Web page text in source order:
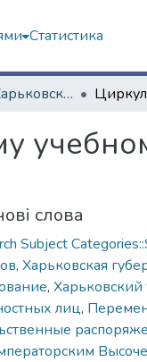
Статистика
"Циркуляр по Харьковскому учебному округу" (1861—1916 гг.)
слова
Subject
, Харьковская
,
лиц,